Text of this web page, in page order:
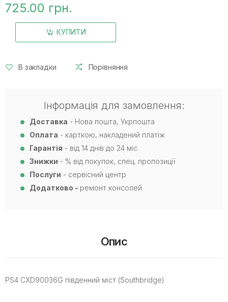
725.00 грн.
КУПИТИ
В закладки Порівняння
Інформація для замовлення:
Доставка - Нова пошта, Укрпошта
Оплата - карткою, накладений платіж
Гарантія - від 14 днів до 24 міс.
Знижки - % від покупок, спец. пропозиції
Послуги - сервісний центр
Додатково - ремонт консолей
Опис
PS4 CXD90036G південний міст (Southbridge)